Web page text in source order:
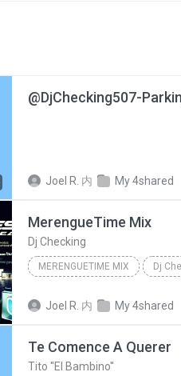
@DjChecking507-
Joel R. 内 My 4shared
MerengueTime Mix
Dj Checking
MERENGUETIME MIX Dj
Joel R. 内 My 4shared
Te Comence A Querer
Tito ''El Bambino''